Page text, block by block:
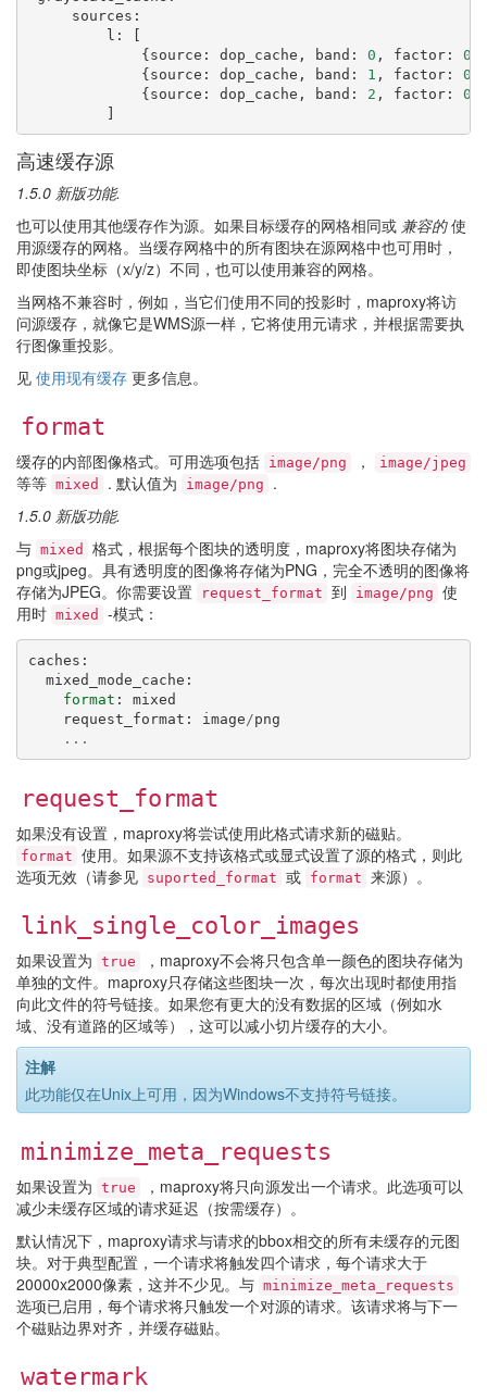
sources :
l :
[
{source : dop_cache , band : 0 , factor:
{source : dop_cache , band : 1 , factor:
{source : dop_cache , band : 2 , factor:
]
高速缓存源
1.5.0 新版功能.
也可以使用其他缓存作为源。如果目标缓存的网格相同或 兼容的使
用源缓存的网格。当缓存网格中的所有图块在源网格中也可用时，
即使图块坐标（x/y/z）不同，也可以使用兼容的网格。
当网格不兼容时，例如，当它们使用不同的投影时，maproxy将访
问源缓存，就像它是WMS源一样，它将使用元请求，并根据需要执
行图像重投影。
见 使用现有缓存 更多信息。
format
缓存的内部图像格式。可用选项包括 image/png ， image/jpeg
等等 mixed . 默认值为 image/png
.
1.5.0 新版功能.
与 mixed
格式，根据每个图块的透明度，maproxy将图块存储为
png或jpeg。具有透明度的图像将存储为PNG，完全不透明的图像将
存储为JPEG。你需要设置
request_format 到 image/png 使
用时 mixed -模式：
caches :
mixed_mode_cache :
format :
mixed
request_format : image /png
...
request_format
如果没有设置，maproxy将尝试使用此格式请求新的磁贴。
format 使用。如果源不支持该格式或显式设置了源的格式，则此
选项无效（请参见 suported_format 或 format 来源）。
link_single_color_images
如果设置为 true
，maproxy不会将只包含单一颜色的图块存储为
单独的文件。maproxy只存储这些图块一次，每次出现时都使用指
向此文件的符号链接。如果您有更大的没有数据的区域（例如水
域、没有道路的区域等），这可以减小切片缓存的大小。
注解
此功能仅在Unix上可用，因为Windows不支持符号链接。
minimize_meta_requests
如果设置为 true
，maproxy将只向源发出一个请求。此选项可以
减少未缓存区域的请求延迟（按需缓存）。
默认情况下，maproxy请求与请求的bbox相交的所有未缓存的元图
块。对于典型配置，一个请求将触发四个请求，每个请求大于
20000x2000像素，这并不少见。与 minimize_meta_requests
选项已启用，每个请求将只触发一个对源的请求。该请求将与下一
个磁贴边界对齐，并缓存磁贴。
watermark